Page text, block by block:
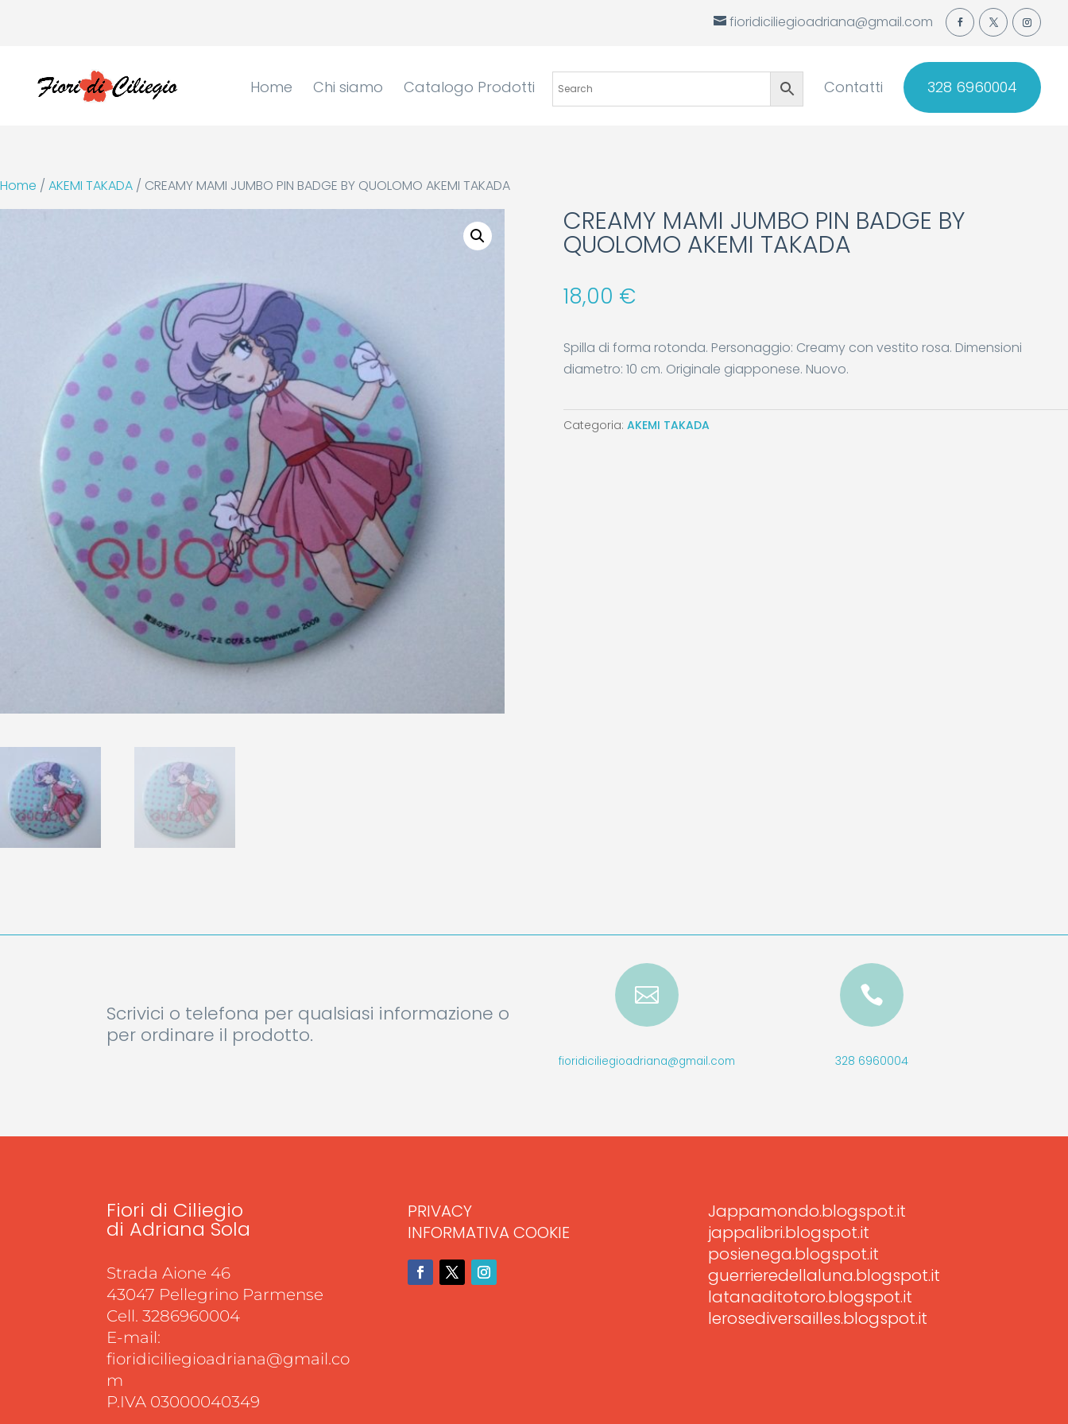
fioridiciliegioadriana@gmail.com
Home Chi siamo Catalogo Prodotti Contatti 328 6960004
Home / AKEMI TAKADA / CREAMY MAMI JUMBO PIN BADGE BY QUOLOMO AKEMI TAKADA
CREAMY MAMI JUMBO PIN BADGE BY
QUOLOMO AKEMI TAKADA
18,00 €
Spilla di forma rotonda. Personaggio: Creamy con vestito rosa. Dimensioni
diametro: 10 cm. Originale giapponese. Nuovo.
Categoria: AKEMI TAKADA
Scrivici o telefona per qualsiasi informazione o
per ordinare il prodotto.

fioridiciliegioadriana@gmail.com

328 6960004
Fiori di Ciliegio
di Adriana Sola
Strada Aione 46
43047 Pellegrino Parmense
Cell. 3286960004
E-mail:
fioridiciliegioadriana@gmail.co
m
P.IVA 03000040349
PRIVACY
INFORMATIVA COOKIE
Jappamondo.blogspot.it
jappalibri.blogspot.it
posienega.blogspot.it
guerrieredellaluna.blogspot.it
latanaditotoro.blogspot.it
lerosediversailles.blogspot.it